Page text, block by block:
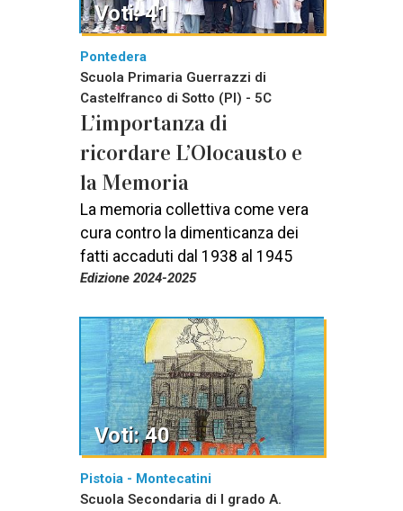
Pontedera
Scuola Primaria Guerrazzi di
Castelfranco di Sotto (PI) - 5C
L’importanza di
ricordare L’Olocausto e
la Memoria
La memoria collettiva come vera
cura contro la dimenticanza dei
fatti accaduti dal 1938 al 1945
Edizione 2024-2025
Voti: 41
Pistoia - Montecatini
Scuola Secondaria di I grado A.
Voti: 40